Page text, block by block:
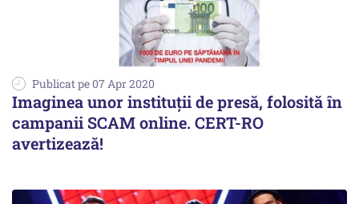
Publicat pe 07 Apr 2020
Imaginea unor instituții de presă, folosită în
campanii SCAM online. CERT-RO
avertizează!